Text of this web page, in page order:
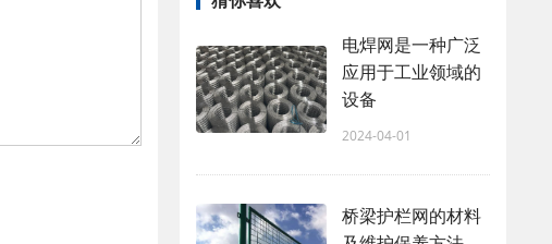
电焊网是一种广泛
应用于工业领域的
设备
2024-04-01
桥梁护栏网的材料